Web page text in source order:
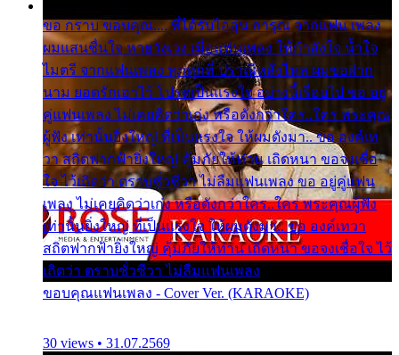
ขอ กราบ ขอบคุณ.... ที่ได้รับไออุ่น การุณ จากแฟน เพลง
ผมแสนชื่นใจ หายวังเวง เมื่อแฟนเพลง ให้กำลังใจ น้ำใจ
ไมตรี จากแฟนเพลง ทุกทุกที่ ปราณีหลั่งไหล ผมขอฝาก
นาม ยอดรักเอาไว้ โปรดเป็นแรงใจ อย่างนี้เรื่อยไป ขอ อยู่
คู่แฟนเพลง ไม่เคยคิดว่าเก่ง หรือดังกว่าใคร..ใคร พระคุณ
ผู้ฟัง เท่านั้นยิ่งใหญ่ ที่เป็นแรงใจ ให้ผมดังมา.. ขอ องค์เท
วา สถิตฟากฟ้ายิ่งใหญ่ คุ้มภัยให้ท่าน เถิดหนา ขอจงเชื่อ
ใจ ไว้เถิดว่า ตราบชั่วชีวา ไม่ลืมแฟนเพลง ขอ อยู่คู่แฟน
เพลง ไม่เคยคิดว่าเก่ง หรือดังกว่าใคร..ใคร พระคุณผู้ฟัง
เท่านั้นยิ่งใหญ่ ที่เป็นแรงใจ ให้ผมดังมา.. ขอ องค์เทวา
สถิตฟากฟ้ายิ่งใหญ่ คุ้มภัยให้ท่าน เถิดหนา ขอจงเชื่อใจ ไว้
เถิดว่า ตราบชั่วชีวา ไม่ลืมแฟนเพลง
ขอบคุณแฟนเพลง - Cover Ver. (KARAOKE)
30 views • 31.07.2569